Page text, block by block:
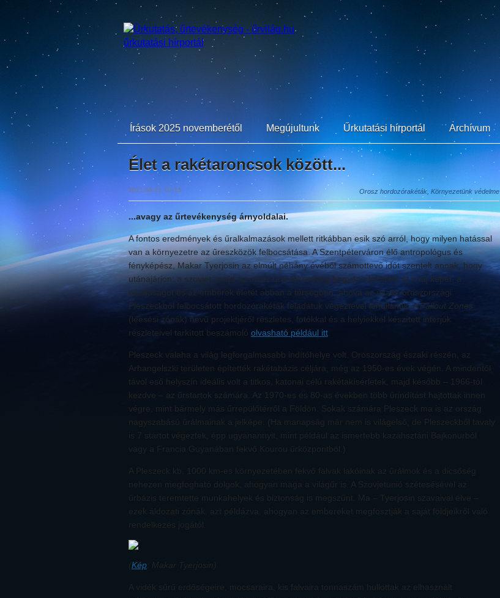
Írások 2025 novemberétől Megújultunk Űrkutatási hírportál Archívum
Élet a rakétaroncsok között...
2021.06.21. 07:15 Orosz hordozórakéták, Környezetünk védelme
...avagy az űrtevékenység árnyoldalai.
A fontos eredmények és űralkalmazások mellett ritkábban esik szó arról, hogy milyen hatással
van a környezetre az űreszközök felbocsátása. A Szentpéterváron élő antropológus és
fényképész, Makar Tyerjosin az elmúlt néhány évéből számottevő időt szentelt annak, hogy
utánajárjon: a szovjet, majd az orosz űrtevékenység hogyan alakította át a táj képét, a
gazdaságot és az emberek életét abban a térségben, ahová az észak-oroszországi
Pleszeckből felbocsátott hordozórakéták feladatuk végeztével lehullanak. AFallout Zones
(leesési zónák) nevű projektjéről részletes, fotókkal és a helyiekkel készített interjúk
részleteivel tarkított beszámoló olvasható például itt
Pleszeck valaha a világ legforgalmasabb indítóhelye volt. Oroszország északi részén, az
Arhangelszki területen építették rakétabázis céljára, még az 1950-es évek végén. A mindentől
távol eső helyszín ideális volt a titkos, katonai célú rakétakísérletek, majd később – 1966-tól
kezdve – az űrstartok számára. Az 1970-es és 80-as években több űrindítást hajtottak innen
végre, mint bármely más űrrepülőtérről a Földön. Sokak számára Pleszeck ma is az ország
nagyszabású űrálmainak a jelképe. (Ha manapság már nem is világelső, de Pleszeckből tavaly
is 7 startot végeztek, épp ugyanannyit, mint például az ismertebb kazahsztáni Bajkonurból
vagy a Francia Guyanában fekvő Kourou űrközpontból.)
A Pleszeck kb. 1000 km-es környezetében fekvő falvak lakóinak az űrálmok és a dicsőség
nehezen megfogható dolgok, ahogyan maga a világűr is. A Szovjetunió szétesésével az
űrbázis teremtette munkahelyek és biztonság is megszűnt. Ma – Tyerjosin szavaival élve –
ezek áldozati zónák, azt példázva, ahogyan az embereket megfosztják a saját földjeikről való
rendelkezés jogától.
(Kép: Makar Tyerjosin)
A vidék sűrű erdőségeire, mocsaraira, kis falvaira tonnaszám hullottak az elhasznált